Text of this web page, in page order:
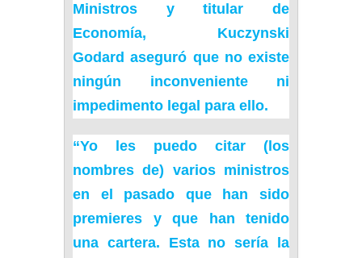
Ministros y titular de
Economía,
Kuczynski
Godard aseguró que no existe
ningún inconveniente ni
impedimento legal para ello.
“Yo les puedo citar (los
nombres de) varios ministros
en el pasado que han sido
premieres y que han tenido
una cartera. Esta no sería la